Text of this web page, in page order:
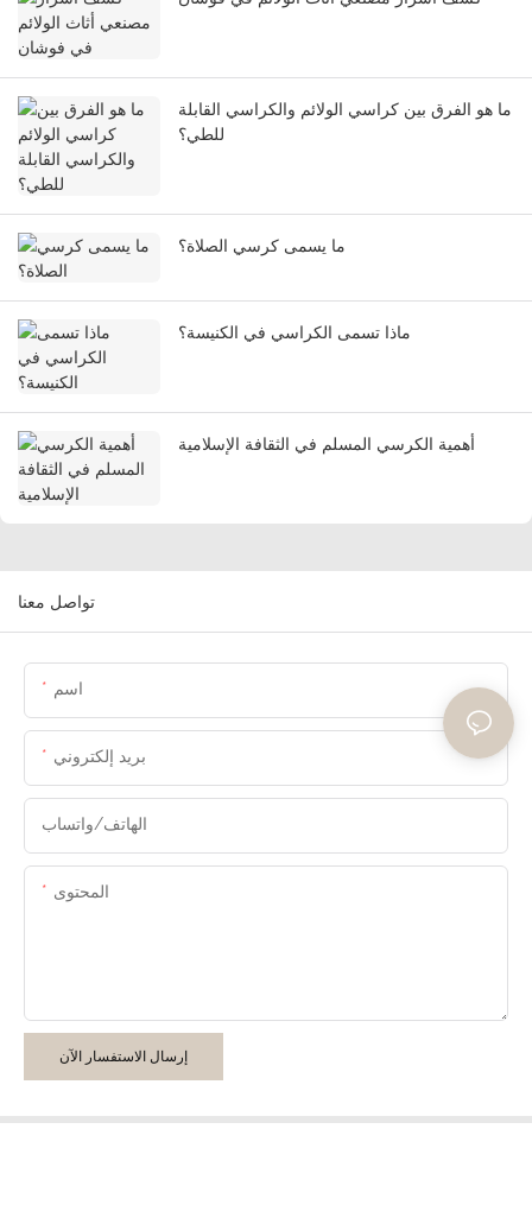
ما هو الفرق بين كراسي الولائم والكراسي القابلة
للطي؟
ما يسمى كرسي الصلاة؟
ماذا تسمى الكراسي في الكنيسة؟
أهمية الكرسي المسلم في الثقافة الإسلامية
تواصل معنا
اسم
بريد إلكتروني
الهاتف/واتساب
المحتوى
إرسال الاستفسار الآن